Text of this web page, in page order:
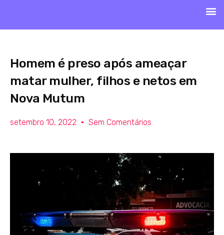
Homem é preso após ameaçar
matar mulher, filhos e netos em
Nova Mutum
setembro 10, 2022 Sem Comentários